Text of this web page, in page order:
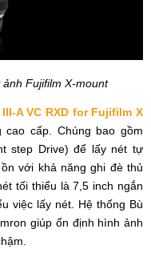
Fujifilm X-mount
A VC RXD for Fujifilm X
cấp. Chúng bao gồm
step Drive) để lấy nét tự
với khả năng ghi đè thủ
tối thiểu là 7,5 inch ngắn
việc lấy nét. Hệ thống Bù
giúp ổn định hình ảnh